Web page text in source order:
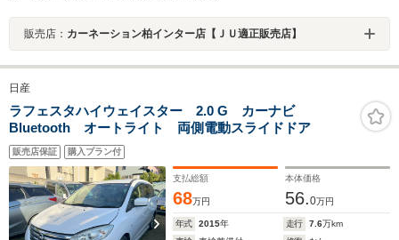
販売店： カーネーション柏インター店【ＪＵ適正販売店】
日産
ラフェスタハイウェイスター 2.0 G カーナビ
Bluetooth オートライト 両側電動スライドドア
販売店保証 購入プラン付
支払総額
68万円
本体価格
56.0万円
年式 2015年 走行 7.6万km